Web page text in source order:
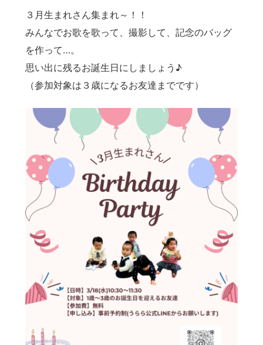
３月生まれさん集まれ～！！
みんなでお歌を歌って、撮影して、記念のバッグ
を作って…。
思い出に残るお誕生日にしましょう♪
（参加対象は３歳になるお友達までです）